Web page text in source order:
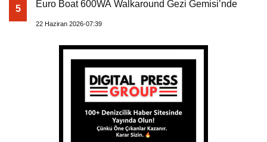
5 Euro Boat 600WA Walkaround Gezi Gemisi’nde
22 Haziran 2026-07:39